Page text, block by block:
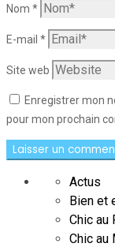
Nom *
E-mail *
Site web
Enregistrer mon
pour mon prochain
Actus
Bien et
Chic au
Chic au